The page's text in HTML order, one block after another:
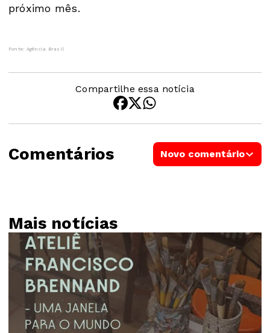
próximo mês.
Fonte: Agência Brasil
Compartilhe essa notícia
Comentários Novo comentário
Mais notícias